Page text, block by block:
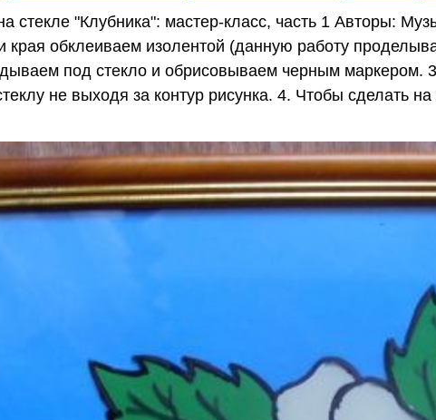
стекле "Клубника": мастер-класс, часть 1 Авторы:
обклеиваем изолентой (данную работу
под стекло и обрисовываем черным
не выходя за контур рисунка. 4. Чтобы сделать